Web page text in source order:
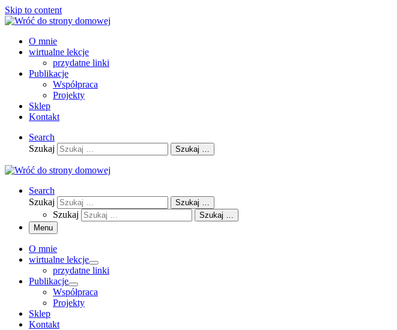
Skip to content
O mnie
wirtualne lekcje
przydatne linki
Publikacje
Współpraca
Projekty
Sklep
Kontakt
Search
Szukaj
Szukaj …
Search
Szukaj
Szukaj …
Szukaj
Szukaj …
Menu
O mnie
wirtualne lekcje
przydatne linki
Publikacje
Współpraca
Projekty
Sklep
Kontakt